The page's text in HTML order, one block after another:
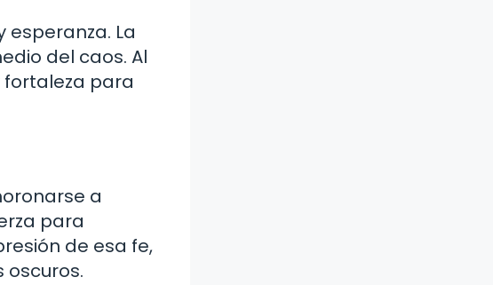
La
del caos. Al
para
a
para
de esa fe,
oscuros.